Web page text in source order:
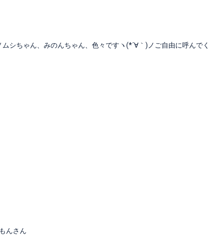
シちゃん、みのんちゃん、色々ですヽ(*´∀｀)ノご自由に呼んでく
んさん